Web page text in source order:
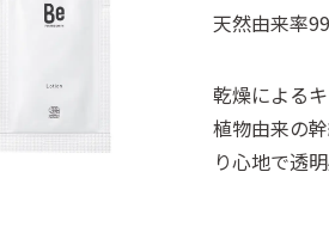
天然由来率
乾燥による
植物由来の
り心地で透